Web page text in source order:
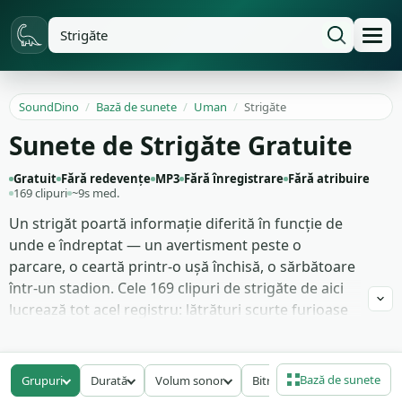
SoundDino / Bază de sunete / Uman / Strigăte
Sunete de Strigăte Gratuite
Gratuit Fără redevențe MP3 Fără înregistrare Fără atribuire
169 clipuri ~9s med.
Un strigăt poartă informație diferită în funcție de
unde e îndreptat — un avertisment peste o
parcare, o ceartă printr-o ușă închisă, o sărbătoare
într-un stadion. Cele 169 clipuri de strigăte de aici
lucrează tot acel registru: lătrături scurte furioase
stratificate în panică, o mulțime de voci urcând
deodată pentru un moment de aniversare sau gol
și răcnetele mai lungi prelungite ale cuiva chemând
Grupuri Durată Volum sonor Bitrate Bază de sunete